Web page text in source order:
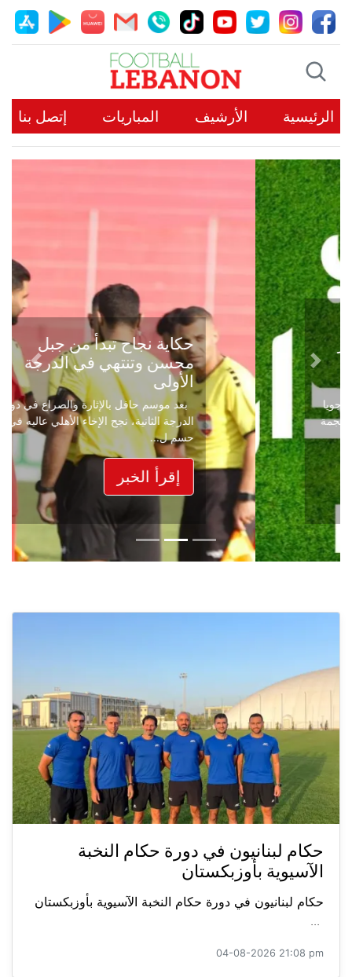
الرئيسية الأرشيف المباريات إتصل بنا
حكاية نجاح تبدأ من جبل
محسن وتنتهي في الدرجة
الأولى
بعد موسم حافل بالإثارة والصراع في دوري
الدرجة الثانية، نجح الإخاء الأهلي عاليه في
حسم ل...
إقرأ الخبر
Previous
Next
حكام لبنانيون في دورة حكام النخبة
الآسيوية بأوزبكستان
حكام لبنانيون في دورة حكام النخبة الآسيوية بأوزبكستان
...
04-08-2026 21:08 pm